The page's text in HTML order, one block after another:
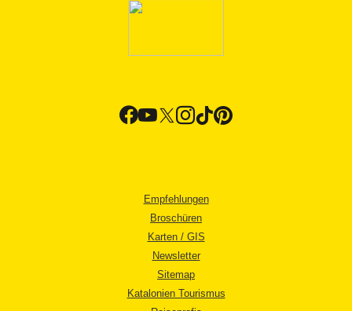
Empfehlungen
Broschüren
Karten / GIS
Newsletter
Sitemap
Katalonien Tourismus